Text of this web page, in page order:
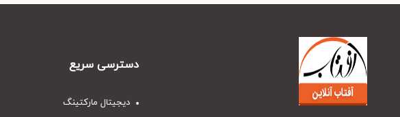
دسترسی سریع
دیجیتال مارکتینگ